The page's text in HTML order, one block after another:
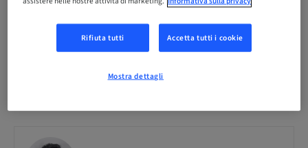
15 Disponibile
Informazioni sul relatore
Rifiuta tutti Accetta tutti i cookie
Mostra dettagli